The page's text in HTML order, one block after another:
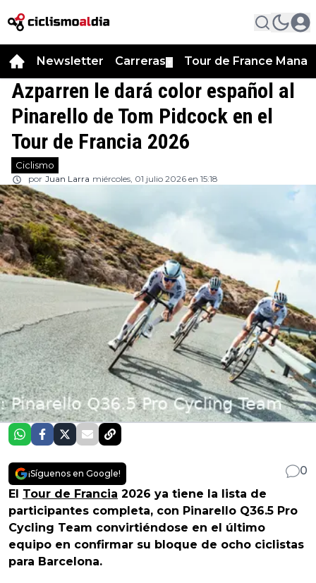
Newsletter Carreras Tour de France
Azparren le dará color español al
Pinarello de Tom Pidcock en el
Tour de Francia 2026
Ciclismo
por Juan Larra miércoles, 01 julio 2026 en 15:18
¡Síguenos en Google!
0
El Tour de Francia 2026 ya tiene la lista de
participantes completa, con Pinarello Q36.5 Pro
Cycling Team convirtiéndose en el último
equipo en confirmar su bloque de ocho ciclistas
para Barcelona.